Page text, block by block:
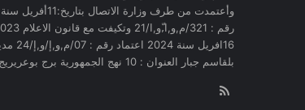
16افريل
بلقاسم جبار العنوان : 10 نهج الجمهورية برج بوعريريج